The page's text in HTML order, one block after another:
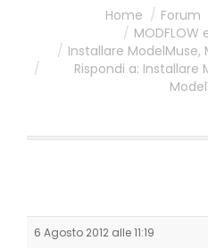
Home Forum
MODFLOW
Installare
Rispondi a: Installare
6 Agosto 2012 alle 11:19